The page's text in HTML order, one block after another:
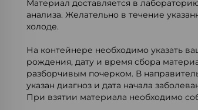
Материал доставляется в
анализа. Желательно в течение
холоде.
На контейнере необходимо указать
рождения, дату и время сбора
разборчивым почерком. В
указан диагноз и дата начала
При взятии материала необходимо